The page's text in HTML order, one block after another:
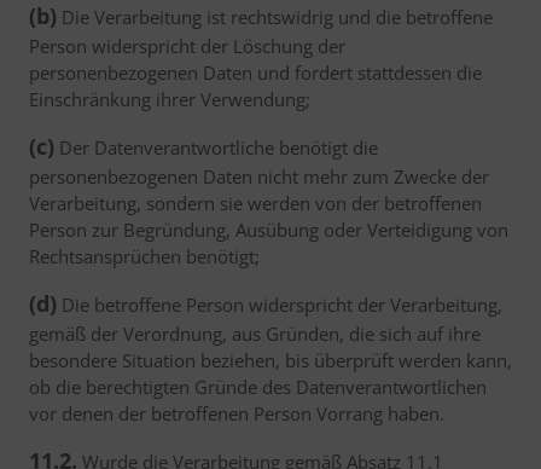
(b) Die Verarbeitung ist rechtswidrig und die betroffene
Person widerspricht der Löschung der
personenbezogenen Daten und fordert stattdessen die
Einschränkung ihrer Verwendung;
(c) Der Datenverantwortliche benötigt die
personenbezogenen Daten nicht mehr zum Zwecke der
Verarbeitung, sondern sie werden von der betroffenen
Person zur Begründung, Ausübung oder Verteidigung von
Rechtsansprüchen benötigt;
(d) Die betroffene Person widerspricht der Verarbeitung,
gemäß der Verordnung, aus Gründen, die sich auf ihre
besondere Situation beziehen, bis überprüft werden kann,
ob die berechtigten Gründe des Datenverantwortlichen
vor denen der betroffenen Person Vorrang haben.
11.2. Wurde die Verarbeitung gemäß Absatz 11.1